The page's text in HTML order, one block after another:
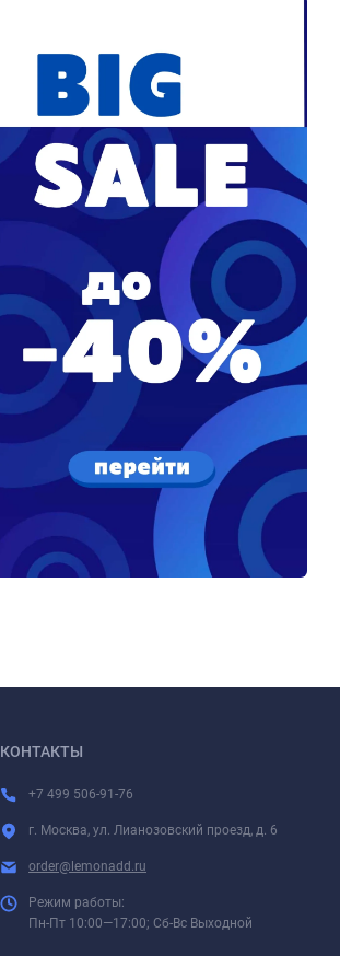
КОНТАКТЫ
+7 499 506-91-76
г. Москва, ул. Лианозовский проезд, д. 6
order@lemonadd.ru
Режим работы:
Пн-Пт 10:00—17:00; Сб-Вс Выходной